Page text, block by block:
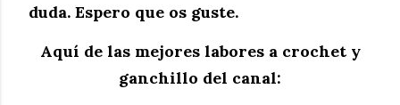
duda. Espero que os guste.
Aquí de las mejores labores a crochet y
ganchillo del canal: